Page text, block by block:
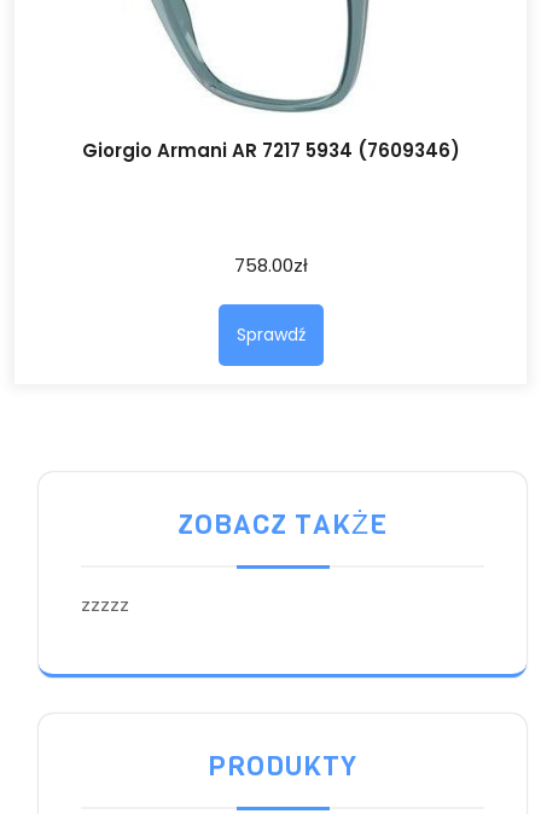
Giorgio Armani AR 7217 5934 (7609346)
758.00zł
Sprawdź
ZOBACZ TAKŻE
zzzzz
PRODUKTY